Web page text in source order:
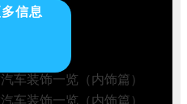
信息